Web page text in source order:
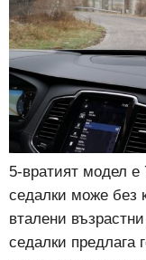
5-вратият модел е
седалки може без
вталени
седалки предлага